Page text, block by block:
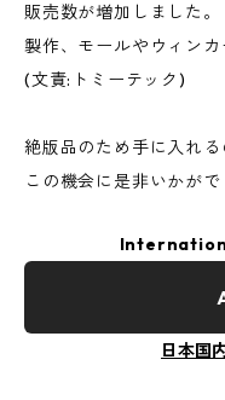
販売数が増加しました
製作、モールやウィンカ
(文責:トミーテック)
絶版品のため手に入れる
この機会に是非いかがで
日本国